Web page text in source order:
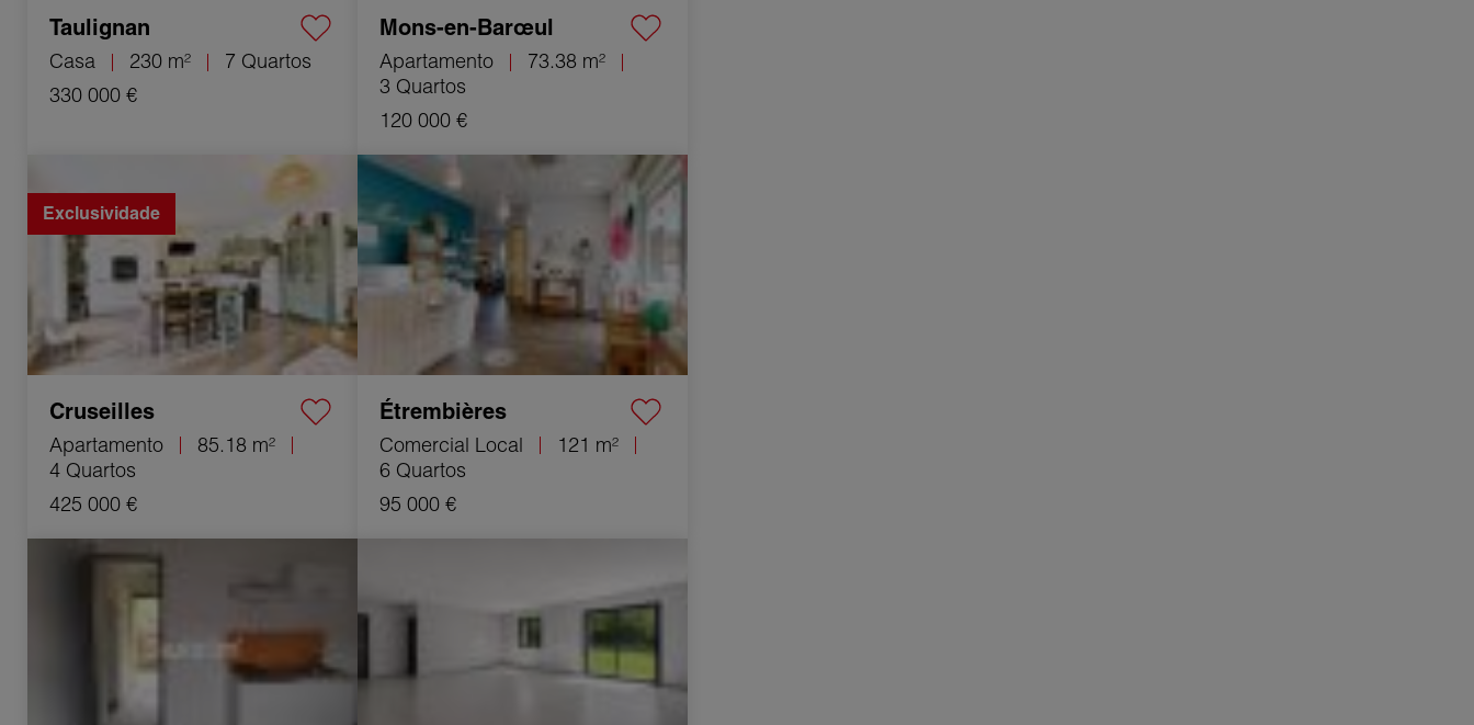
Taulignan
Casa 230 m²
7 Quartos
330 000 €
Mons-en-Barœul
Apartamento
73.38 m²
3 Quartos
120 000 €
Venda Apartamento Cruseilles 4 Quartos
85.18 m²
Exclusividade
Cruseilles
Apartamento
85.18 m²
4 Quartos
425 000 €
Venda Comercial local Étrembières
6 Quartos 121 m²
Étrembières
Comercial Local
121 m²
6 Quartos
95 000 €
Venda Edifício Lons-le-Saunier 10 Quartos